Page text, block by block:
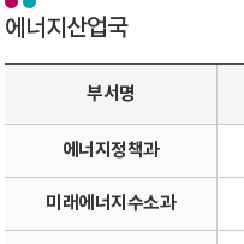
에너지산업국
부서명
에너지정책과
미래에너지수소과